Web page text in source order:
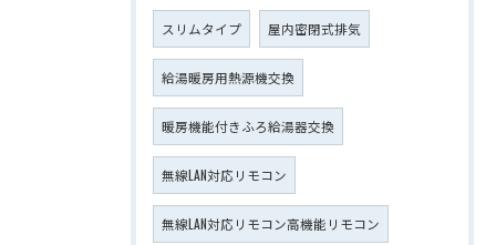
スリムタイプ 屋内密閉式排気
給湯暖房用熱源機交換
暖房機能付きふろ給湯器交換
無線LAN対応リモコン
無線LAN対応リモコン高機能リモコン